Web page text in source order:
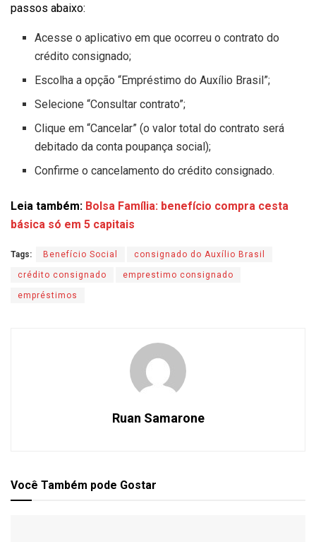
passos abaixo:
Acesse o aplicativo em que ocorreu o contrato do
crédito consignado;
Escolha a opção “Empréstimo do Auxílio Brasil”;
Selecione “Consultar contrato”;
Clique em “Cancelar” (o valor total do contrato será
debitado da conta poupança social);
Confirme o cancelamento do crédito consignado.
Leia também: Bolsa Família: benefício compra cesta
básica só em 5 capitais
Tags: Benefício Social consignado do Auxílio Brasil
crédito consignado emprestimo consignado
empréstimos
Ruan Samarone
Você Também pode Gostar